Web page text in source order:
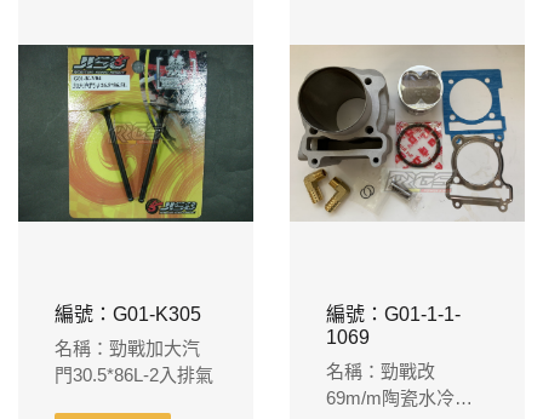
編號：G01-K305
名稱：勁戰加大汽
門30.5*86L-2入排氣
編號：G01-1-1-
1069
名稱：勁戰改
69m/m陶瓷水冷汽